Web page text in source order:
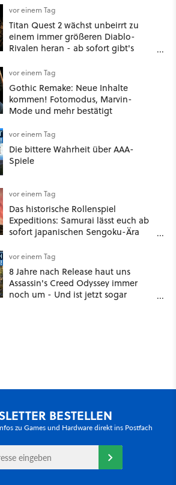
vor einem Tag
Titan Quest 2 wächst unbeirrt zu
einem immer größeren Diablo-
Rivalen heran - ab sofort gibt's
Klasse
vor einem Tag
Gothic Remake: Neue Inhalte
kommen! Fotomodus, Marvin-
Mode und mehr bestätigt
vor einem Tag
Die bittere Wahrheit über AAA-
Spiele
vor einem Tag
Das historische Rollenspiel
Expeditions: Samurai lässt euch ab
sofort japanischen Sengoku-Ära
oder Diplomatie
vor einem Tag
8 Jahre nach Release haut uns
Assassin's Creed Odyssey immer
noch um - Und ist jetzt sogar
BESTELLEN
zu Games und Hardware direkt ins Postfach